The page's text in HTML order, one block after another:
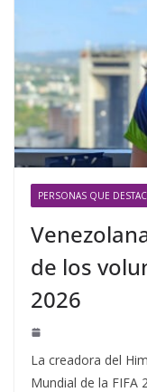
PERSONAS QUE
de los
2026
La creadora del
Mundial de la FIFA